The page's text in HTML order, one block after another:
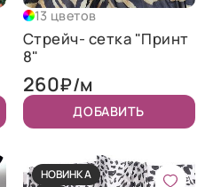
13 цветов
Стрейч- сетка "Принт
8"
260₽/м
ДОБАВИТЬ
НОВИНКА